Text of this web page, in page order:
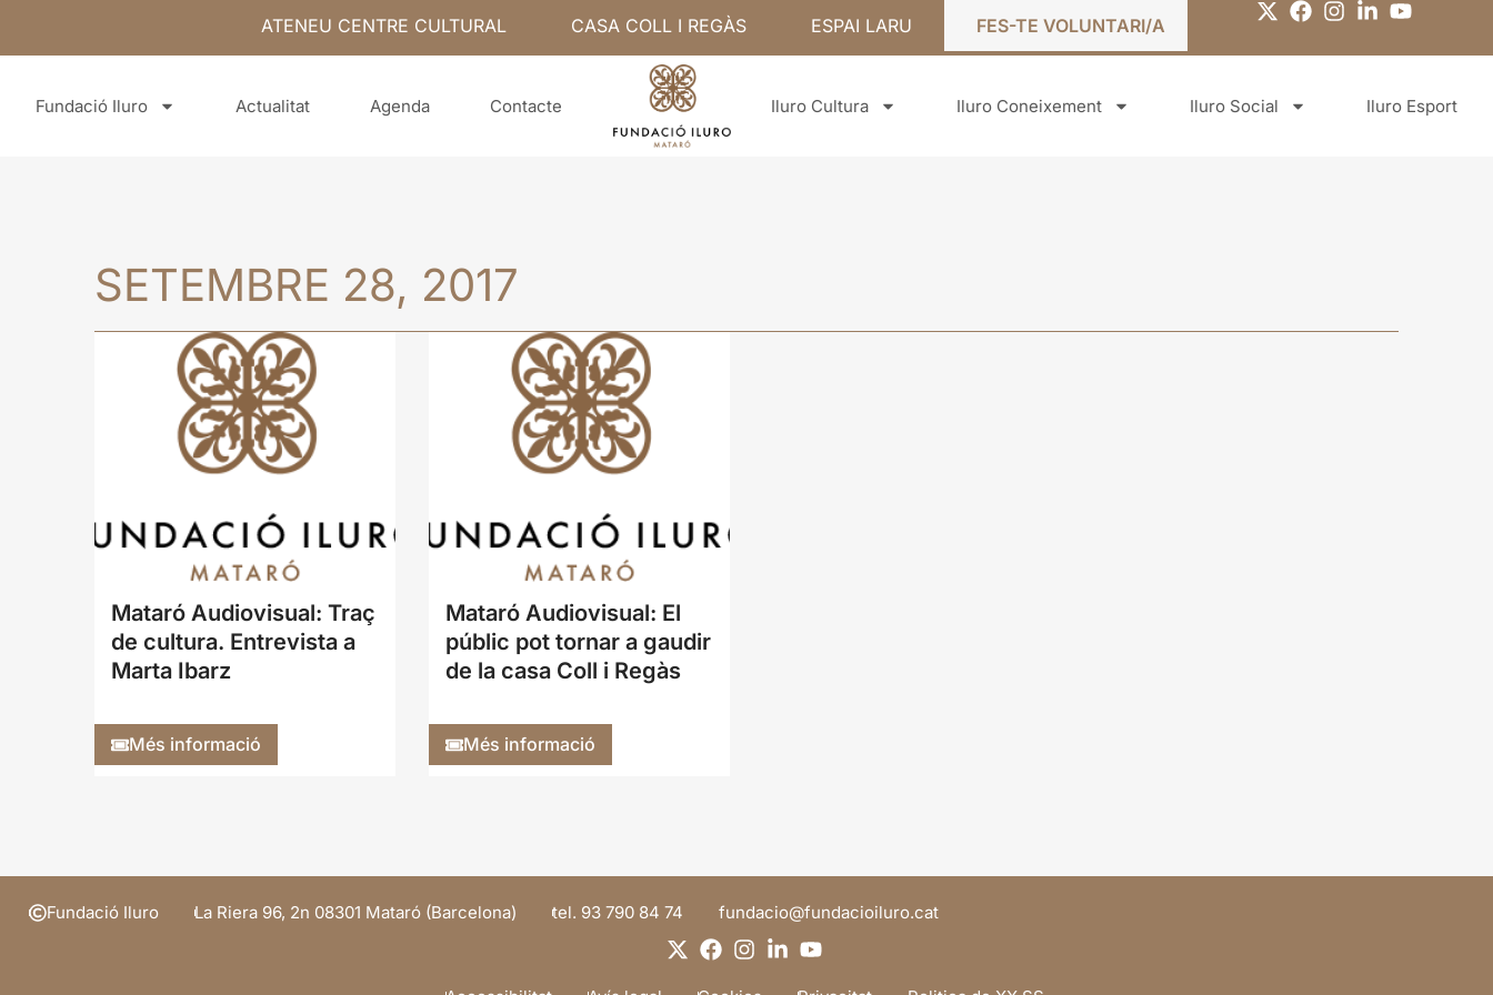
ATENEU CENTRE CULTURAL CASA COLL I REGÀS ESPAI LARU FES-TE VOLUNTARI/A
Fundació Iluro Actualitat Agenda Contacte Iluro Cultura Iluro Coneixement Iluro Social Iluro Esport
SETEMBRE 28, 2017
Mataró Audiovisual: Traç
de cultura. Entrevista a
Marta Ibarz
Més informació
Mataró Audiovisual: El
públic pot tornar a gaudir
de la casa Coll i Regàs
Més informació
Fundació Iluro La Riera 96, 2n 08301 Mataró (Barcelona) tel. 93 790 84 74 tac.orulioicadnuf
@oicadnuf